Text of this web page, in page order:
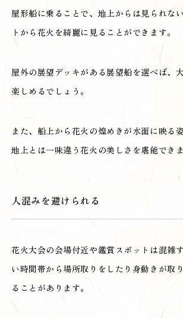
屋形船に乗ることで、地上からは見られな
トから花火を綺麗に見ることができます。
屋外の展望デッキがある展望船を選べば、
楽しめるでしょう。
また、船上から花火の煌めきが水面に映る
地上とは一味違う花火の美しさを堪能できま
人混みを避けられる
花火大会の会場付近や鑑賞スポットは混雑
い時間帯から場所取りをしたり身動きが取
ることがあります。